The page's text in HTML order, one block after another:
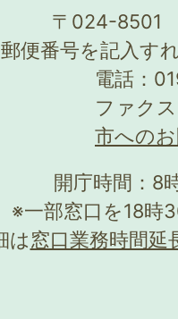
〒024-8501
郵便番号を記入す
電話：
ファク
市への
開庁時間：
※一部窓口を18時
は窓口業務時間延